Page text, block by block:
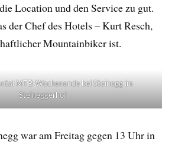
Location und den Service zu gut.
der Chef des Hotels – Kurt Resch,
Mountainbiker ist.
MTB-Wochenende bei Steinegg im
Steineggerhof
war am Freitag gegen 13 Uhr in